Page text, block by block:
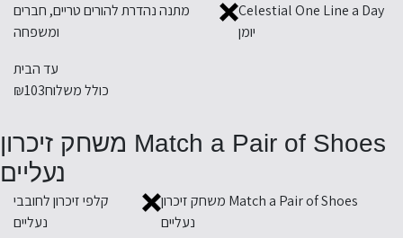
Celestial One Line a Day
יומן
מתנה נהדרת להורים טריים, חברים
ומשפחה
עד הבית
כולל משלוח₪103
Match a Pair of Shoes משחק זיכרון
נעליים
Match a Pair of Shoes משחק זיכרון
נעליים
קלפי זיכרון לחובבי
נעליים